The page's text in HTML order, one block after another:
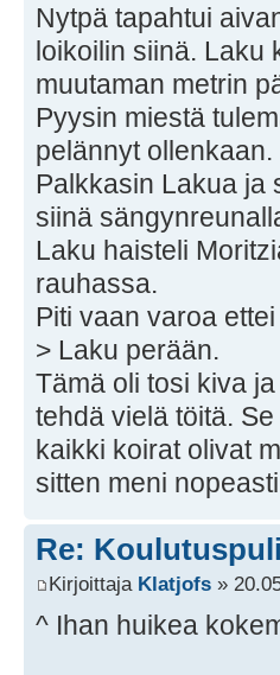
Nytpä tapahtui
loikoilin siinä. Laku
muutaman metrin
Pyysin miestä
pelännyt
Palkkasin Lakua ja
siinä
Laku haisteli
rauhassa.
Piti vaan varoa
> Laku perään.
Tämä oli tosi kiva
tehdä vielä töitä.
kaikki koirat olivat
sitten meni
Re:
Kirjoittaja Klatjofs »
^ Ihan huikea